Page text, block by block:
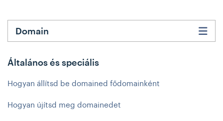
Általános és speciális
Hogyan állítsd be domained fődomainként
Hogyan újítsd meg domainedet
Domain